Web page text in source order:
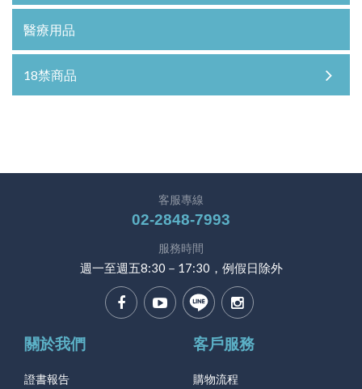
醫療用品
18禁商品
客服專線
02-2848-7993
服務時間
週一至週五8:30－17:30，例假日除外
關於我們
證書報告
客戶服務
購物流程